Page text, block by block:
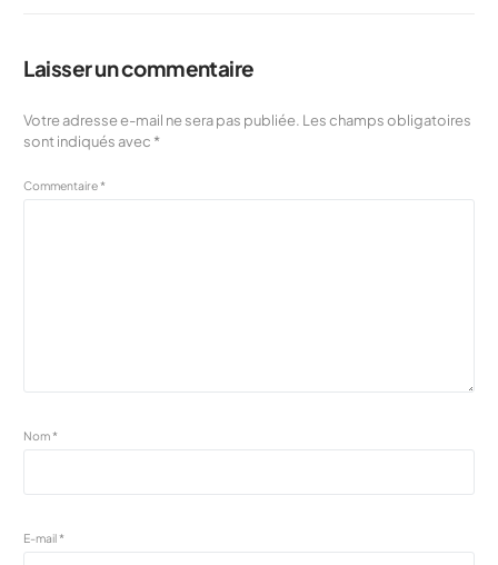
Laisser un commentaire
Votre adresse e-mail ne sera pas publiée. Les champs obligatoires
sont indiqués avec *
Commentaire*
Nom*
E-mail*